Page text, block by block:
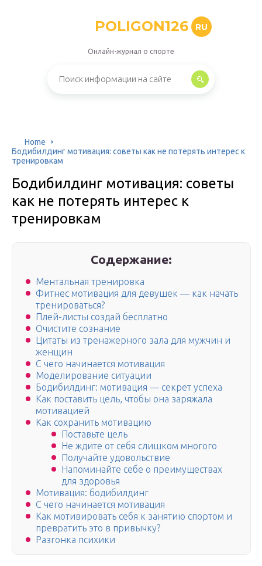
POLIGON126 RU
Онлайн-журнал о спорте
Home
Бодибилдинг мотивация: советы как не потерять интерес к
тренировкам
Бодибилдинг мотивация: советы
как не потерять интерес к
тренировкам
Содержание:
Ментальная тренировка
Фитнес мотивация для девушек — как начать
тренироваться?
Плей-листы создай бесплатно
Очистите сознание
Цитаты из тренажерного зала для мужчин и
женщин
С чего начинается мотивация
Моделирование ситуации
Бодибилдинг: мотивация — секрет успеха
Как поставить цель, чтобы она заряжала
мотивацией
Как сохранить мотивацию
Поставьте цель
Не ждите от себя слишком многого
Получайте удовольствие
Напоминайте себе о преимуществах
для здоровья
Мотивация: бодибилдинг
С чего начинается мотивация
Как мотивировать себя к занятию спортом и
превратить это в привычку?
Разгонка психики